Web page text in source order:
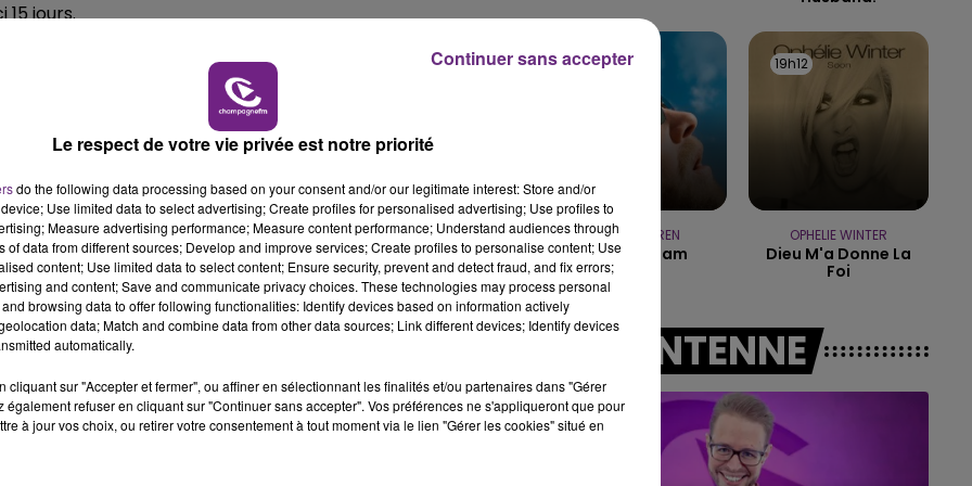
CHAMPAGNE FM
6h00 - 10h00
LA FAMILLE
jours.
l’ensemble des professionnels et des citoyens de notre
économique a besoin actuellement d’un certain
confiance vis-à-vis de leurs salariés ».
seront vendus sans bénéfice.
une application, que l’on installe volontairement sur
qui vous avez fréquenté.
que « la contrainte c’est le confinement. Le tracking
», même s’il reconnaît qu’il faudra un certain
des données individuelles.
d’isoler dans des hôtels, les malades présentant
19h20
19h20
ALEX WARREN
Fever Dream
19h12
19h12
OPHELIE WINTER
Dieu M'a Donne La
Foi
A L'ANTENNE
Le respect de votre vie privée est notre priorité
do the following data processing based on your consent and/or our legitimate interest: Store and/or
Use limited data to select advertising; Create profiles for personalised advertising; Use profiles to
Measure advertising performance; Measure content performance; Understand audiences through
of data from different sources; Develop and improve services; Create profiles to personalise content; Use
content; Use limited data to select content; Ensure security, prevent and detect fraud, and fix errors;
and content; Save and communicate privacy choices. These technologies may process personal
browsing data to offer following functionalities: Identify devices based on information actively
data; Match and combine data from other data sources; Link different devices; Identify devices
automatically.
cliquant sur "Accepter et fermer", ou affiner en sélectionnant les finalités et/ou partenaires dans "Gérer
également refuser en cliquant sur "Continuer sans accepter". Vos préférences ne s'appliqueront que pour
à jour vos choix, ou retirer votre consentement à tout moment via le lien "Gérer les cookies" situé en
Continuer sans accepter